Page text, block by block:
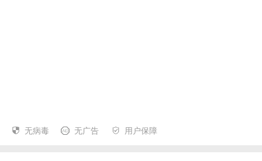
无病毒 无广告 用户保障